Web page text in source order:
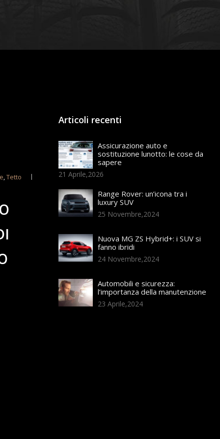
,Tetto
Articoli recenti
Assicurazione auto e
sostituzione lunotto: le cose da
sapere
21 Aprile,2026
Range Rover: un’icona tra i
luxury SUV
25 Novembre,2024
Nuova MG ZS Hybrid+: i SUV si
fanno ibridi
24 Novembre,2024
Automobili e sicurezza:
l’importanza della manutenzione
23 Aprile,2024